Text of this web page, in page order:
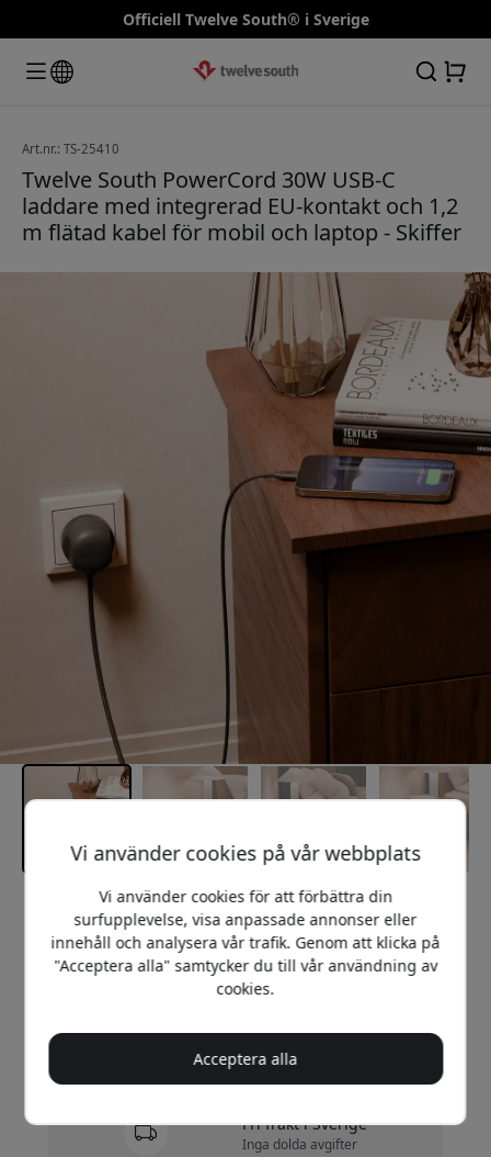
Officiell Twelve South® i Sverige
Art.nr.: TS-25410
Twelve South PowerCord 30W USB-C
laddare med integrerad EU-kontakt och 1,2
m flätad kabel för mobil och laptop - Skiffer
Rekommenderat pris
399 SEK
I lager - redo att skickas
Fri frakt i Sverige
Inga dolda avgifter
Vi använder cookies på vår webbplats
Vi använder cookies för att förbättra din
surfupplevelse, visa anpassade annonser eller
innehåll och analysera vår trafik. Genom att klicka på
"Acceptera alla" samtycker du till vår användning av
cookies.
Acceptera alla